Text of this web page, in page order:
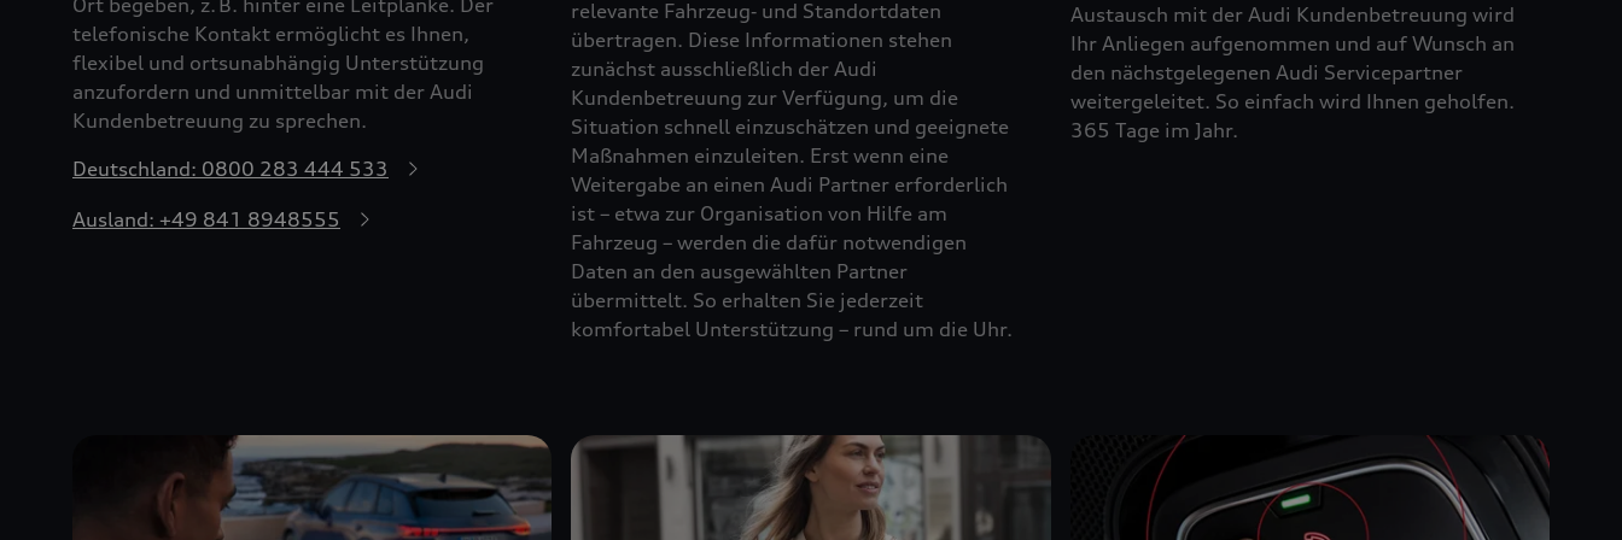
telefonische Kontakt ermöglicht es Ihnen,
flexibel und ortsunabhängig Unterstützung
anzufordern und unmittelbar mit der Audi
Kundenbetreuung zu sprechen.
Deutschland: 0800 283 444 533
Ausland: +49 841 8948555
relevante Fahrzeug‑ und Standortdaten
übertragen. Diese Informationen stehen
zunächst ausschließlich der Audi
Kundenbetreuung zur Verfügung, um die
Situation schnell einzuschätzen und geeignete
Maßnahmen einzuleiten. Erst wenn eine
Weitergabe an einen Audi Partner erforderlich
ist – etwa zur Organisation von Hilfe am
Fahrzeug – werden die dafür notwendigen
Daten an den ausgewählten Partner
übermittelt. So erhalten Sie jederzeit
komfortabel Unterstützung – rund um die Uhr.
Austausch mit der Audi Kundenbetreuung wird
Ihr Anliegen aufgenommen und auf Wunsch an
den nächstgelegenen Audi Servicepartner
weitergeleitet. So einfach wird Ihnen geholfen.
365 Tage im Jahr.